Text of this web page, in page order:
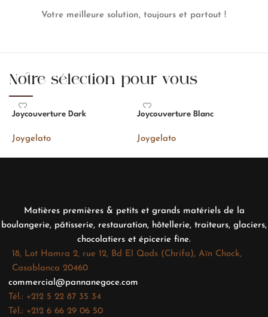
Votre meilleure solution, toujours et partout !
Notre sélection pour vous
Joycouverture Dark
Joygelato
Joycouverture Blanc
Joygelato
Matières premières & petits et grands matériels de la
boulangerie, pâtisserie, restauration, hôtellerie, traiteurs, glaciers,
chocolatiers et épicerie fine.
18, Lot Hamra 2, rue 12, Bd El Qods (Chrifa), Aïn Chock,
Casablanca 20460
commercial@pannanegoce.com
Tél.: +212 5 22 87 35 34
Tél.: +212 6 66 29 06 50